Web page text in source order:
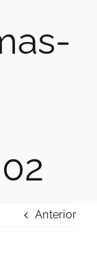
Anterior